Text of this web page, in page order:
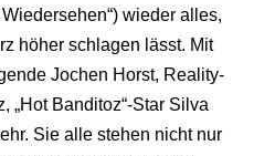
wieder alles,
höher schlagen lässt. Mit
Jochen Horst, Reality-
„Hot Banditoz“-Star Silva
Sie alle stehen nicht nur